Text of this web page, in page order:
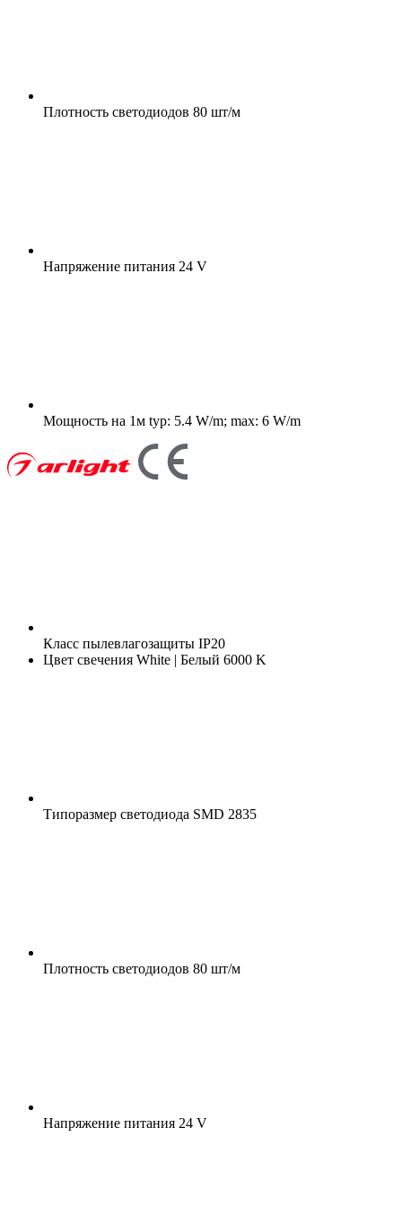
Плотность светодиодов 80 шт/м
Напряжение питания 24 V
Мощность на 1м typ: 5.4 W/m; max: 6 W/m
Класс пылевлагозащиты IP20
Цвет свечения White | Белый 6000 K
Типоразмер светодиода SMD 2835
Плотность светодиодов 80 шт/м
Напряжение питания 24 V